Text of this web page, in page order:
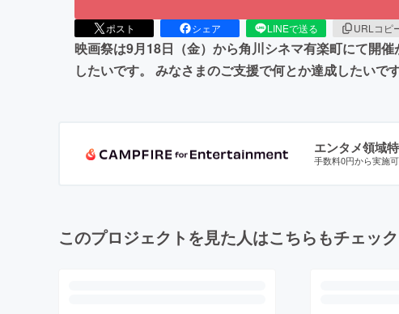
ポスト シェア LINEで送る URLコピ
映画祭は9月18日（金）から角川シネマ有楽町にて開
したいです。 みなさまのご支援で何とか達成したいで
エンタメ領域
手数料0円から実施
このプロジェクトを見た人はこちらもチェッ